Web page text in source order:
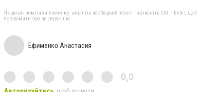
Якщо ви помітили помилку, виділіть необхідний текст і натисніть Ctrl + Enter, щоб
повідомити про це редакцію
Ефименко Анастасия
0,0